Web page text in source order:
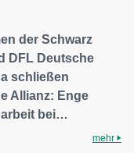
der Schwarz
DFL Deutsche
schließen
Allianz: Enge
bei…
mehr